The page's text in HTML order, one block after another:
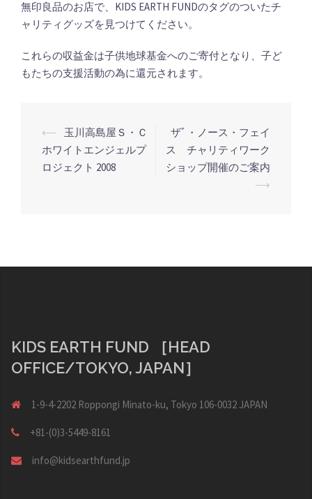
無印良品のお店で、KIDS EARTH FUNDのタグのついたチ
ャリティグッズを見つけてください。
これらの収益金は子供地球基金へのご寄付となり、子ど
もたちの支援活動の為に還元されます。
投
稿
ナ
⟵
玉川高島屋Ｓ・Ｃ
ホワイトエンジェルプ
ロジェクト 2008
ザﾞ・ノース・フェイ
ス チャリティワーク
ショップ開催のご案内
⟶
KIDS EARTH FUND ［HEAD
OFFICE/TOKYO, JAPAN］
1-9-4-2202 Roppongi Minato-ku, Tokyo 106-0032 JAPAN
+81-(0)3-5449-8161
info@kidsearthfund.jp